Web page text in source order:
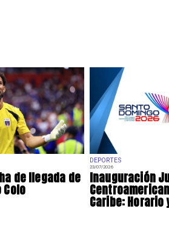
de llegada de
Colo
DEPORTES
23/07/2026
Inauguración
Caribe: Horario